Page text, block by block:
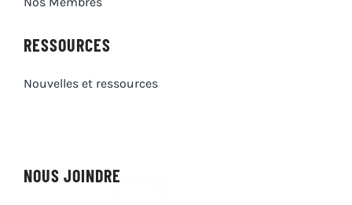
RESSOURCES
Nouvelles et ressources
NOUS JOINDRE